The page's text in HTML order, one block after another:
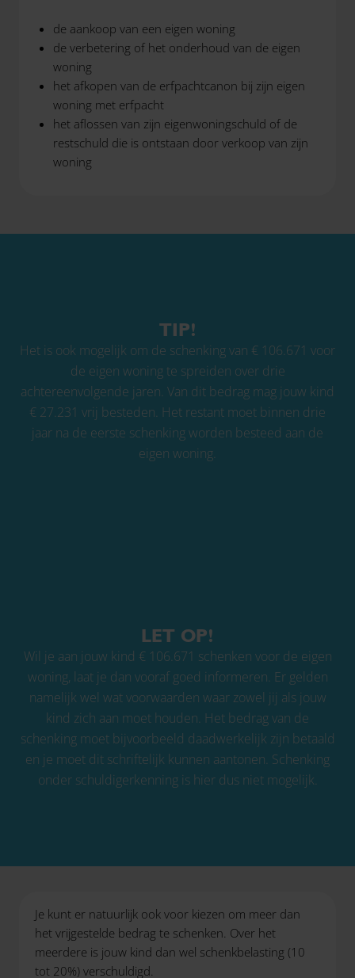
de aankoop van een eigen woning
de verbetering of het onderhoud van de eigen
woning
het afkopen van de erfpachtcanon bij zijn eigen
woning met erfpacht
het aflossen van zijn eigenwoningschuld of de
restschuld die is ontstaan door verkoop van zijn
woning
TIP!
Het is ook mogelijk om de schenking van € 106.671 voor
de eigen woning te spreiden over drie
achtereenvolgende jaren. Van dit bedrag mag jouw kind
€ 27.231 vrij besteden. Het restant moet binnen drie
jaar na de eerste schenking worden besteed aan de
eigen woning.
LET OP!
Wil je aan jouw kind € 106.671 schenken voor de eigen
woning, laat je dan vooraf goed informeren. Er gelden
namelijk wel wat voorwaarden waar zowel jij als jouw
kind zich aan moet houden. Het bedrag van de
schenking moet bijvoorbeeld daadwerkelijk zijn betaald
en je moet dit schriftelijk kunnen aantonen. Schenking
onder schuldigerkenning is hier dus niet mogelijk.
Je kunt er natuurlijk ook voor kiezen om meer dan
het vrijgestelde bedrag te schenken. Over het
meerdere is jouw kind dan wel schenkbelasting (10
tot 20%) verschuldigd.